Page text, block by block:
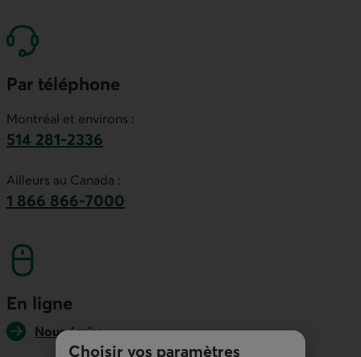
Choisir vos paramètres
Par téléphone
Montréal et environs :
514 281-2336
Ailleurs au Canada :
1 866 866-7000
En ligne
Nous écrire